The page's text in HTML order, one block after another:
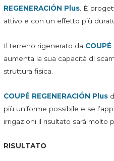
REGENERACIÓN Plus . È
attivo e con un effetto più
Il terreno rigenerato da COUPÉ
aumenta la sua capacità di
struttura fisica.
COUPÉ REGENERACIÓN Plus
più uniforme possibile e se
irrigazioni il risultato sarà molto
RISULTATO